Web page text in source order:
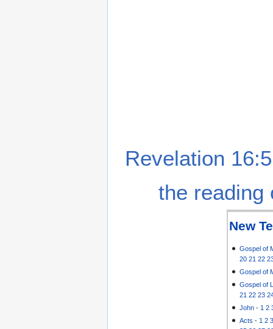
Revelation
the reading
New
Gospel of
20 21 22
Gospel of
Gospel of
21 22 23
John - 1 2
Acts -1 2